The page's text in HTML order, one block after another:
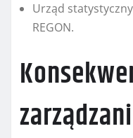
Urząd
REGON.